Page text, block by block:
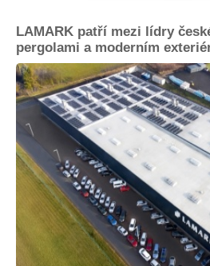
LAMARK patří mezi lídry
pergolami a moderním